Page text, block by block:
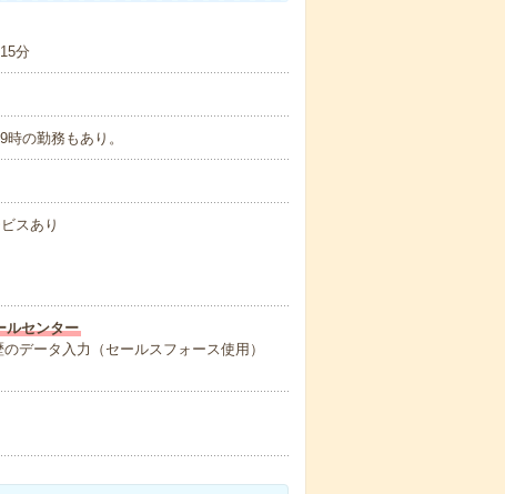
分
の勤務もあり。
スあり
ルセンター
データ入力（セールスフォース使用）